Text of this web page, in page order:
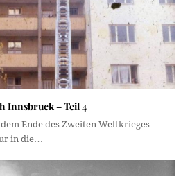
Innsbruck – Teil 4
Ende des Zweiten Weltkrieges
in die…